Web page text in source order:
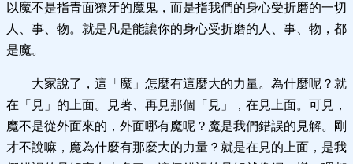
以魔不是指青面獠牙的魔鬼，而是指我們的身心受折磨的一切
人、事、物。就是凡是能讓你的身心受折磨的人、事、物，都
是魔。
大家說了，這「魔」怎麼有這麼大的力量。為什麼呢？就
在「見」的上面。見著、再見那個「見」，在見上面。可見，
魔不是從外面來的，外面哪有魔呢？魔是我們錯誤的見解。剛
才不說嘛，魔為什麼有那麼大的力量？就是在見的上面，是我